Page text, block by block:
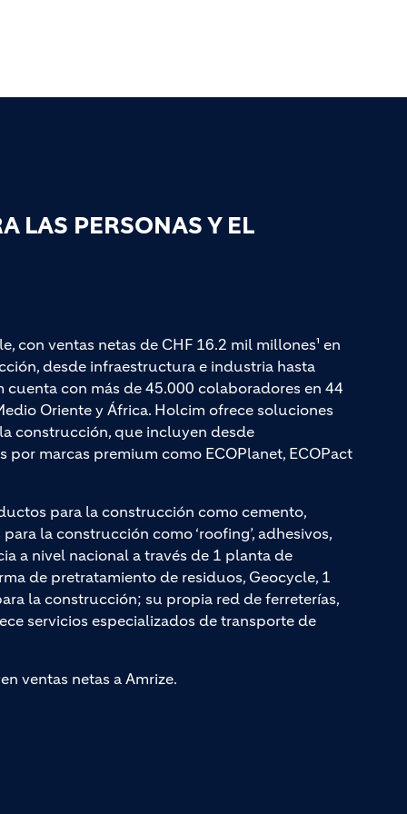
LAS PERSONAS Y EL
con ventas netas de CHF 16.2 mil millones¹ en
desde infraestructura e industria hasta
cuenta con más de 45.000 colaboradores en 44
Oriente y África. Holcim ofrece soluciones
construcción, que incluyen desde
marcas premium como ECOPlanet, ECOPact
para la construcción como cemento,
la construcción como ‘roofing’, adhesivos,
a nivel nacional a través de 1 planta de
de pretratamiento de residuos, Geocycle, 1
la construcción; su propia red de ferreterías,
servicios especializados de transporte de
ventas netas a Amrize.